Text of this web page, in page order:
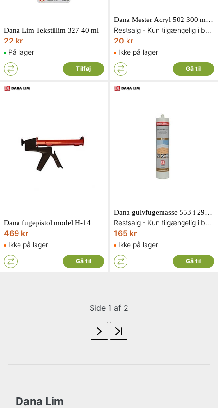
Dana Lim Tekstillim 327 40 ml
22 kr
På lager
Tilføj
Dana Mester Acryl 502 300 ml Hvid
Restsalg - Kun tilgængelig i begrænset antal og så længe lager haves
20 kr
Ikke på lager
Gå til
Dana fugepistol model H-14
469 kr
Ikke på lager
Gå til
Dana gulvfugemasse 553 i 290 ml.Sort
Restsalg - Kun tilgængelig i begrænset antal og så længe lager haves
165 kr
Ikke på lager
Gå til
Side 1 af 2
Dana Lim